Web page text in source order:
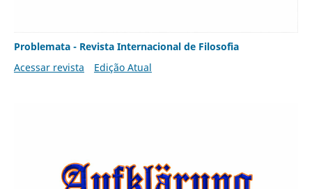
Problemata - Revista Internacional de Filosofia
Acessar revista
Edição Atual